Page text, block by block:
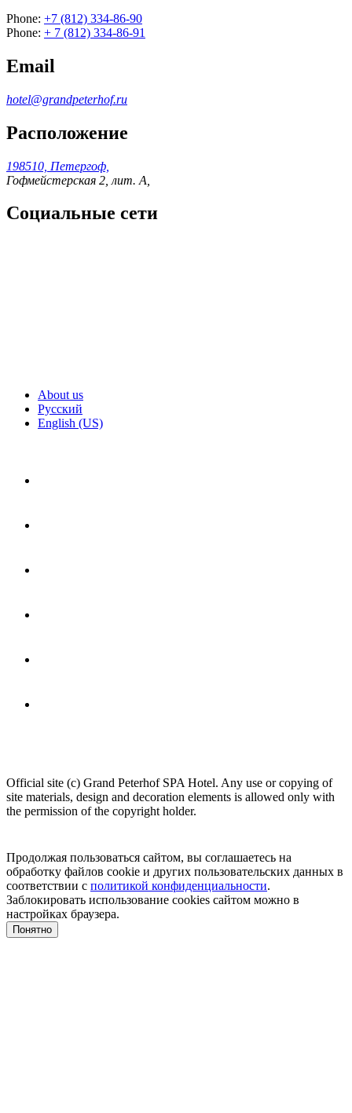
Phone: +7 (812) 334-86-90
Phone: + 7 (812) 334-86-91
Email
hotel@grandpeterhof.ru
Расположение
198510, Петергоф,
Гофмейстерская 2, лит. А,
Социальные сети
About us
Русский
English (US)
Official site (c) Grand Peterhof SPA Hotel. Any use or copying of
site materials, design and decoration elements is allowed only with
the permission of the copyright holder.
Продолжая пользоваться сайтом, вы соглашаетесь на
обработку файлов cookie и других пользовательских данных в
соответствии с политикой конфиденциальности.
Заблокировать использование cookies сайтом можно в
настройках браузера.
Понятно